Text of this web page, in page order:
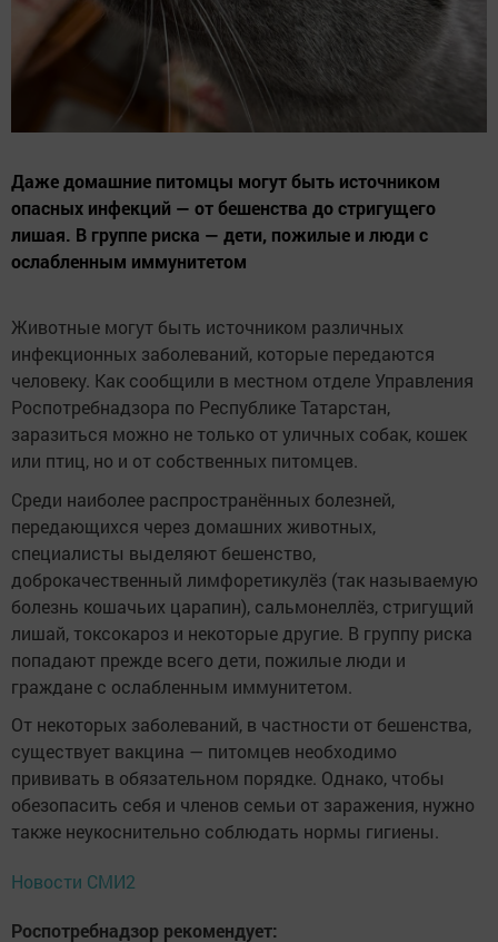
Даже домашние питомцы могут быть источником
опасных инфекций — от бешенства до стригущего
лишая. В группе риска — дети, пожилые и люди с
ослабленным иммунитетом
Животные могут быть источником различных
инфекционных заболеваний, которые передаются
человеку. Как сообщили в местном отделе Управления
Роспотребнадзора по Республике Татарстан,
заразиться можно не только от уличных собак, кошек
или птиц, но и от собственных питомцев.
Среди наиболее распространённых болезней,
передающихся через домашних животных,
специалисты выделяют бешенство,
доброкачественный лимфоретикулёз (так называемую
болезнь кошачьих царапин), сальмонеллёз, стригущий
лишай, токсокароз и некоторые другие. В группу риска
попадают прежде всего дети, пожилые люди и
граждане с ослабленным иммунитетом.
От некоторых заболеваний, в частности от бешенства,
существует вакцина — питомцев необходимо
прививать в обязательном порядке. Однако, чтобы
обезопасить себя и членов семьи от заражения, нужно
также неукоснительно соблюдать нормы гигиены.
Новости СМИ2
Роспотребнадзор рекомендует: